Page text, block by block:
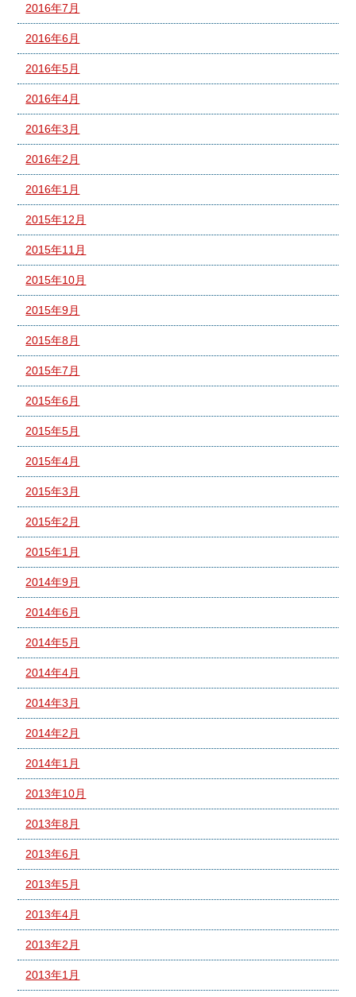
2016年7月
2016年6月
2016年5月
2016年4月
2016年3月
2016年2月
2016年1月
2015年12月
2015年11月
2015年10月
2015年9月
2015年8月
2015年7月
2015年6月
2015年5月
2015年4月
2015年3月
2015年2月
2015年1月
2014年9月
2014年6月
2014年5月
2014年4月
2014年3月
2014年2月
2014年1月
2013年10月
2013年8月
2013年6月
2013年5月
2013年4月
2013年2月
2013年1月